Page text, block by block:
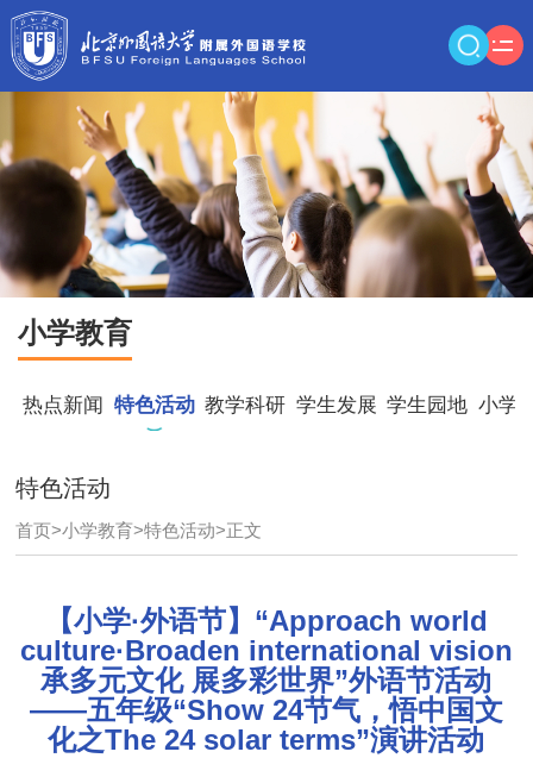
小学教育
热点新闻 特色活动 教学科研 学生发展 学生园地 小学
特色活动
首页>小学教育>特色活动>正文
【小学·外语节】“Approach world
culture·Broaden international vision
承多元文化 展多彩世界”外语节活动
——五年级“Show 24节气，悟中国文
化之The 24 solar terms”演讲活动